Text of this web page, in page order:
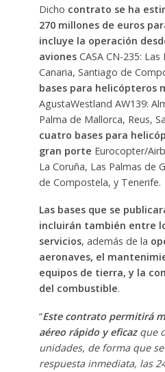
Dicho contrato se ha
270 millones de euros
incluye la operación
avionesCASA CN-235: Las
Canaria, Santiago de
bases para helicópteros
AgustaWestland AW139:
Palma de Mallorca, Reus,
cuatro bases para
gran porte Eurocopter/
La Coruña, Las Palmas de
de Compostela, y Tenerife.
Las bases que se
incluirán también entre
servicios, además de la
aeronaves, el
equipos de tierra, y la
del combustible.
“Este contrato permitirá
aéreo rápido y eficazque
unidades, de forma que
respuesta inmediata, las